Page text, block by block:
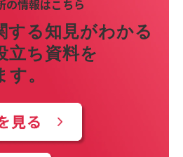
の情報はこちら
する知見がわかる
立ち資料を
。